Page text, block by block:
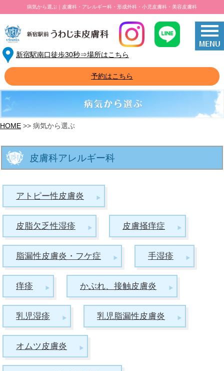
病気から選ぶ｜皮膚科・アレルギー科・形成外科・小児皮膚科・美容皮膚科
新宿駅南口徒歩30秒⇒場所はこちら
予約はこちら
HOME 病気から選ぶ
皮膚科アレルギー科
アトピー性皮膚炎
皮脂欠乏性湿疹 皮膚掻痒症
脂漏性皮膚炎・フケ症 手湿疹
痒疹 かぶれ、接触皮膚炎
乳児湿疹 乳児脂漏性皮膚炎
オムツ皮膚炎